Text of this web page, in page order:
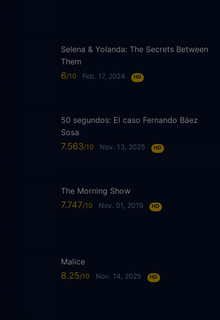
Selena & Yolanda: The Secrets Between
Them
6 Feb. 17, 2024 HD
50 segundos: El caso Fernando Báez
Sosa
7.563 Nov. 13, 2025 HD
The Morning Show
7.747 Nov. 01, 2019 HD
Malice
8.25 Nov. 14, 2025 HD